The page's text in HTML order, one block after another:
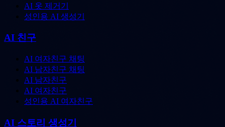
AI 옷 제거기
성인용 AI 생성기
AI 친구
AI 여자친구 채팅
AI 남자친구 채팅
AI 남자친구
AI 여자친구
성인용 AI 여자친구
AI 스토리 생성기